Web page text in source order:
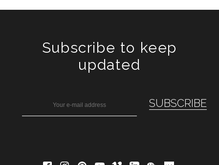
Subscribe to keep
updated